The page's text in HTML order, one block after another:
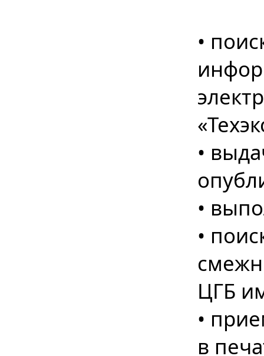
•
•
•
•
ЦГБ
•
в